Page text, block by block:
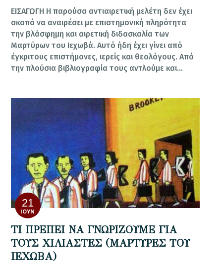
ΕΙΣΑΓΩΓΗ Η παρούσα αντιαιρετική μελέτη δεν έχει
σκοπό να αναιρέσει με επιστημονική πληρότητα
την βλάσφημη και αιρετική διδασκαλία των
Μαρτύρων του Ιεχωβά. Αυτό ήδη έχει γίνει από
έγκριτους επιστήμονες, ιερείς και θεολόγους. Από
την πλούσια βιβλιογραφία τους αντλούμε και…
21
ΙΟΎΝ
ΤΙ ΠΡΕΠΕΙ ΝΑ ΓΝΩΡΙΖΟΥΜΕ ΓΙΑ
ΤΟΥΣ ΧΙΛΙΑΣΤΕΣ (ΜΑΡΤΥΡΕΣ ΤΟΥ
ΙΕΧΩΒΑ)